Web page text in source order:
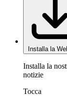
Installa la
Installa la
notizie
Tocca